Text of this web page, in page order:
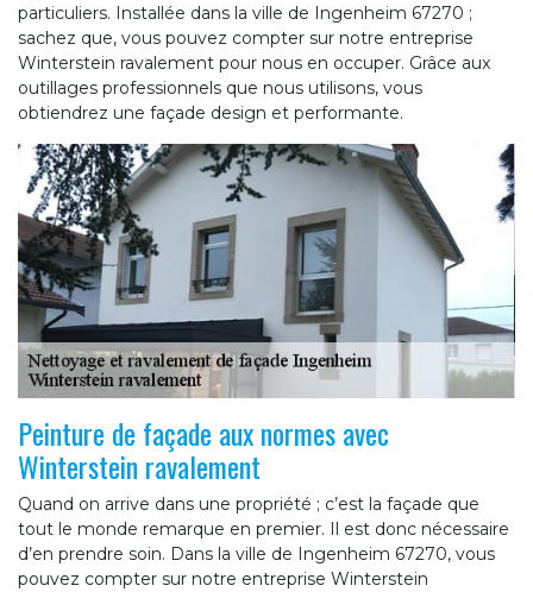
particuliers. Installée dans la ville de Ingenheim 67270 ;
sachez que, vous pouvez compter sur notre entreprise
Winterstein ravalement pour nous en occuper. Grâce aux
outillages professionnels que nous utilisons, vous
obtiendrez une façade design et performante.
Peinture de façade aux normes avec
Winterstein ravalement
Quand on arrive dans une propriété ; c’est la façade que
tout le monde remarque en premier. Il est donc nécessaire
d’en prendre soin. Dans la ville de Ingenheim 67270, vous
pouvez compter sur notre entreprise Winterstein